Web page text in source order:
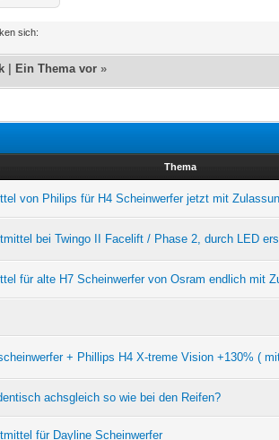
sich:
Ein Thema vor »
Thema
von Philips für H4 Scheinwerfer jetzt mit
bei Twingo II Facelift / Phase 2, durch LED
für alte H7 Scheinwerfer von Osram endlich mit
+ Phillips H4 X-treme Vision +130% (
achsgleich so wie bei den Reifen?
für Dayline Scheinwerfer